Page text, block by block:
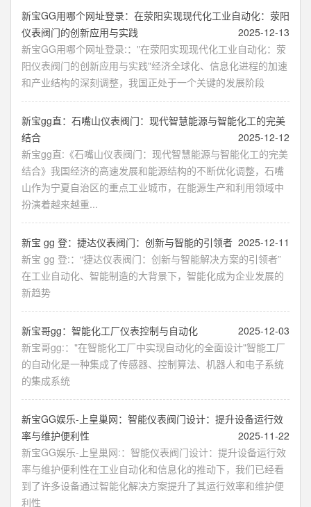
新宝GG用哪个网址登录：在荥阳实现现代化工业自动化：荥阳
仪表阀门的创新应用与实践
2025-12-13
新宝GG用哪个网址登录:："在荥阳实现现代化工业自动化：荥
阳仪表阀门的创新应用与实践"经济全球化、信息化进程的加速
和产业结构的深刻调整，我国正处于一个关键的发展阶段
新宝gg直：石嘴山仪表阀门：现代智慧能源与智能化工的完美
结合
2025-12-12
新宝gg直:《石嘴山仪表阀门：现代智慧能源与智能化工的完美
结合》我国经济的高速发展和能源结构的不断优化调整，石嘴
山作为宁夏自治区的重点工业城市，在能源生产和利用领域中
扮演着越来越重...
新宝 gg 登：捷达仪表阀门：创新与智能的引领者 2025-12-11
新宝 gg 登:：“捷达仪表阀门：创新与智能解决方案的引领者”
在工业自动化、智能制造的大背景下，智能化成为企业发展的
新趋势
新宝哥gg：智能化工厂仪表控制与自动化
2025-12-03
新宝哥gg:："在智能化工厂中实现自动化的全面设计"智能工厂
的自动化是一种集成了传感器、控制算法、机器人和电子系统
的集成系统
新宝GG娱乐-上皇巢网：智能仪表阀门设计：提升设备运行效
率与维护便利性
2025-11-22
新宝GG娱乐-上皇巢网:：智能仪表阀门设计：提升设备运行效
率与维护便利性在工业自动化和信息化的推动下，我们已经看
到了许多设备通过智能化解决方案提升了其运行效率和维护便
利性